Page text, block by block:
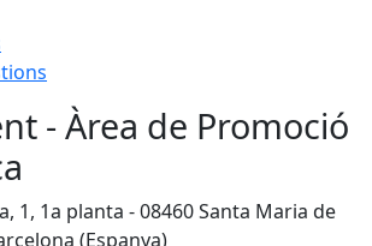
- Àrea de Promoció
1, 1a planta - 08460 Santa Maria de
(Espanya)